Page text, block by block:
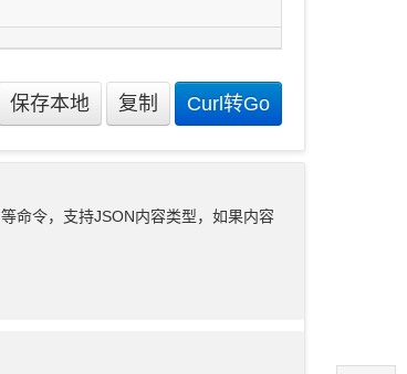
等命令，支持JSON内容类型，如果内容